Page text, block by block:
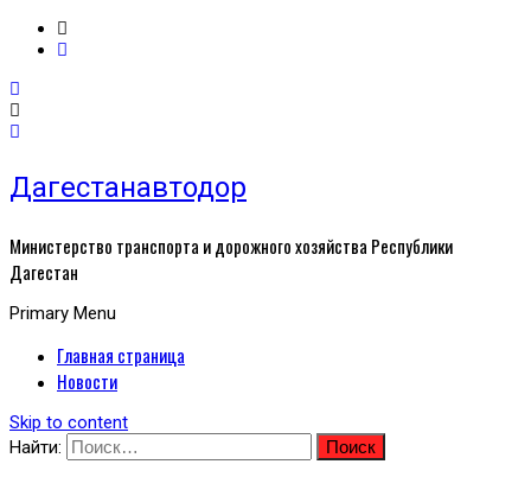
Дагестанавтодор
Министерство транспорта и дорожного хозяйства Республики
Дагестан
Primary Menu
Главная страница
Новости
Skip to content
Найти: